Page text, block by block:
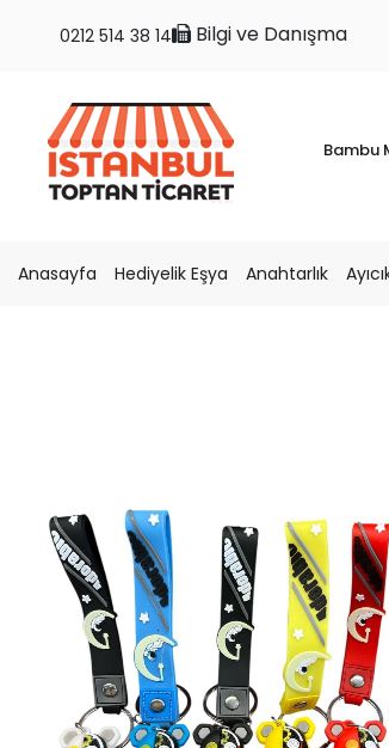
Bilgi ve Danışma
0212 514 38 14
Bambu
Anasayfa Hediyelik Eşya Anahtarlık